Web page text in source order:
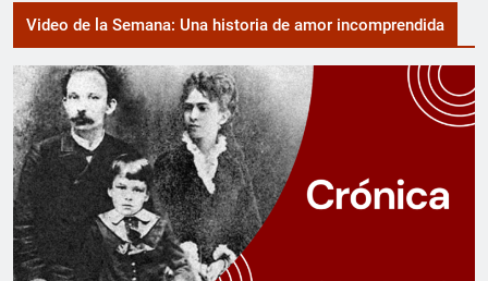
Video de la Semana: Una historia de amor incomprendida